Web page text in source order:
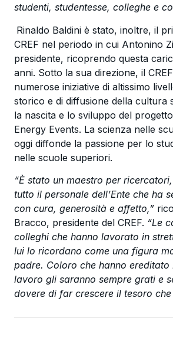
studenti, studentesse, colleghe e
Rinaldo Baldini è stato, inoltre, il
CREF nel periodo in cui Antonino
presidente, ricoprendo questa
anni. Sotto la sua direzione, il
numerose iniziative di altissimo
storico e di diffusione della cultura
la nascita e lo sviluppo del
Energy Events. La scienza nelle
oggi diffonde la passione per lo
nelle scuole superiori.
“È stato un maestro per
tutto il personale dell’Ente che ha
con cura, generosità e affetto,”
Bracco, presidente del CREF. “Le
colleghi che hanno lavorato in
lui lo ricordano come una figura
padre. Coloro che hanno ereditato
lavoro gli saranno sempre grati e
dovere di far crescere il tesoro